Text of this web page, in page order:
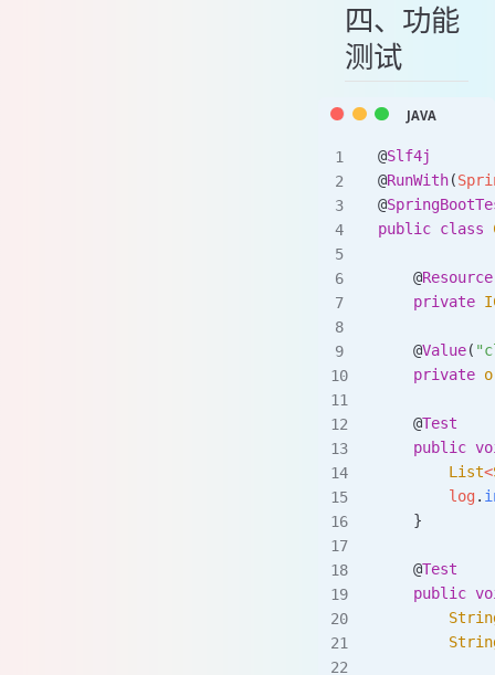
四、功能
测试
@Slf4j
@RunWith(
@
public class
    @
Resource
    private
    @
Value(
    private
    @
Test
    public
        List
<
        log
.
    }
    @
Test
    public